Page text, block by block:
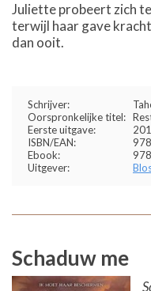
Juliette probeert zich
terwijl haar gave
dan ooit.
Schrijver:
Oorspronkelijke titel:
Eerste uitgave:
ISBN/EAN:
Ebook:
Uitgever:
Schaduw me